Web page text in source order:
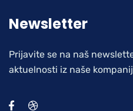
Newsletter
Prijavite se na naš
aktuelnosti iz naše